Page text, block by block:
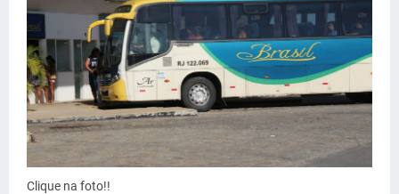
Clique na foto!!